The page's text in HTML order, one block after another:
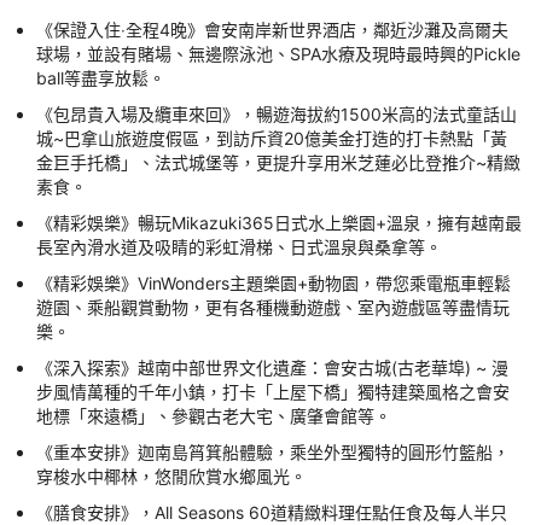
《保證入住‧全程4晚》會安南岸新世界酒店，鄰近沙灘及高爾夫
球場，並設有賭場、無邊際泳池、SPA水療及現時最時興的Pickle
ball等盡享放鬆。
《包昂貴入場及纜車來回》，暢遊海拔約1500米高的法式童話山
城~巴拿山旅遊度假區，到訪斥資20億美金打造的打卡熱點「黃
金巨手托橋」、法式城堡等，更提升享用米芝蓮必比登推介~精緻
素食。
《精彩娛樂》暢玩Mikazuki365日式水上樂園+溫泉，擁有越南最
長室內滑水道及吸睛的彩虹滑梯、日式溫泉與桑拿等。
《精彩娛樂》VinWonders主題樂園+動物園，帶您乘電瓶車輕鬆
遊園、乘船觀賞動物，更有各種機動遊戲、室內遊戲區等盡情玩
樂。
《深入探索》越南中部世界文化遺產：會安古城(古老華埠) ~ 漫
步風情萬種的千年小鎮，打卡「上屋下橋」獨特建築風格之會安
地標「來遠橋」、參觀古老大宅、廣肇會館等。
《重本安排》迦南島筲箕船體驗，乘坐外型獨特的圓形竹籃船，
穿梭水中椰林，悠閒欣賞水鄉風光。
《膳食安排》，All Seasons 60道精緻料理任點任食及每人半只